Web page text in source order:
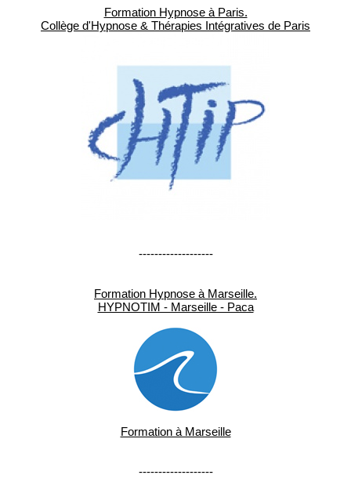
Formation Hypnose à Paris.
Collège d'Hypnose & Thérapies Intégratives de Paris
-------------------
Formation Hypnose à Marseille.
HYPNOTIM - Marseille - Paca
Formation à Marseille
-------------------